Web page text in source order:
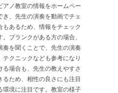
ノ教室の情報をホームペー
、先生の演奏を動画でチェ
もあるため、情報をチェック
ブランクがある方の場合、
奏を聞くことで、先生の演奏
クニックなども参考になり
る場合も、先生の教えやすさ
ため、相性の良さにも注目
環境に注目です。教室の様子